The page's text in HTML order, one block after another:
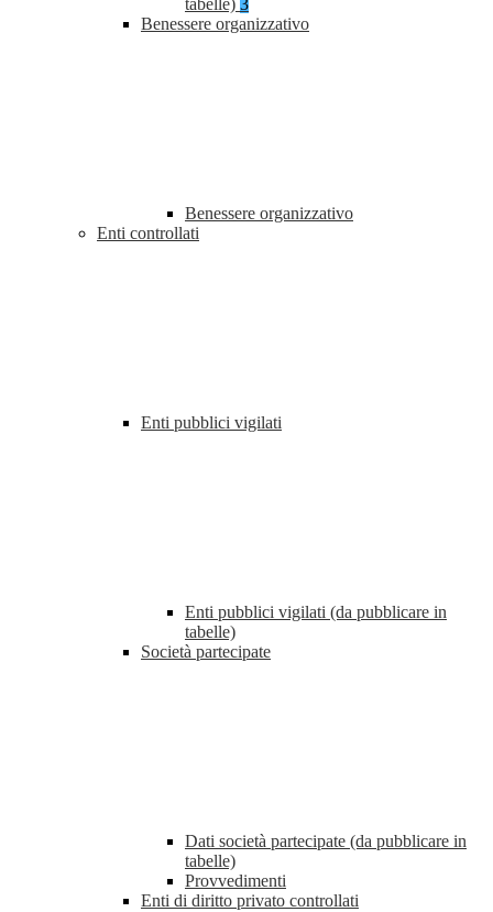
tabelle) 3
Benessere organizzativo
Benessere organizzativo
Enti controllati
Enti pubblici vigilati
Enti pubblici vigilati (da pubblicare in
tabelle)
Società partecipate
Dati società partecipate (da pubblicare in
tabelle)
Provvedimenti
Enti di diritto privato controllati